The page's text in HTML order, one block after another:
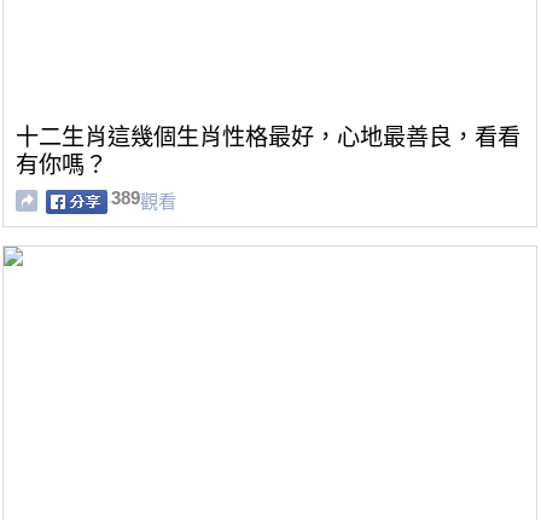
十二生肖這幾個生肖性格最好，心地最善良，看看
有你嗎？
389觀看